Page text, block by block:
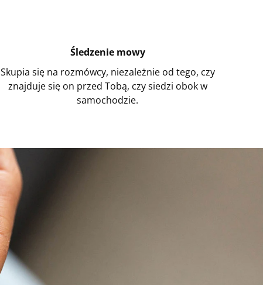
Śledzenie mowy
Skupia się na rozmówcy, niezależnie od tego, czy
znajduje się on przed Tobą, czy siedzi obok w
samochodzie.